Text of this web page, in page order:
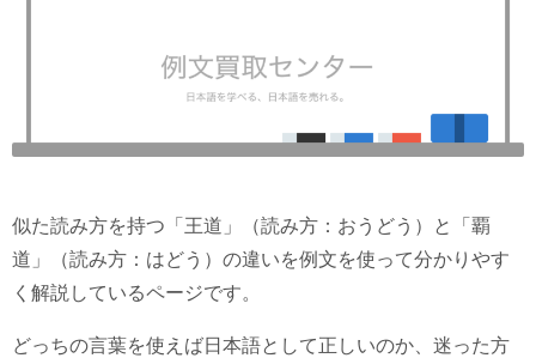
似た読み方を持つ「王道」（読み方：おうどう）と「覇
道」（読み方：はどう）の違いを例文を使って分かりやす
く解説しているページです。
どっちの言葉を使えば日本語として正しいのか、迷った方